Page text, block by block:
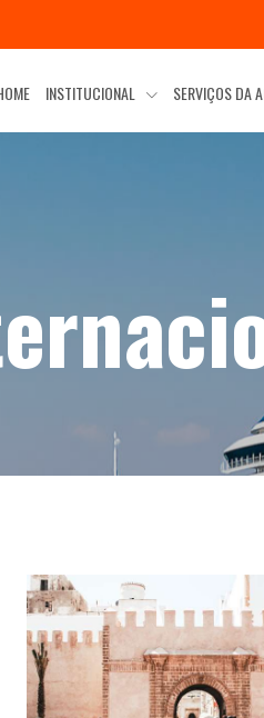
INSTITUCIONAL SERVIÇOS DA